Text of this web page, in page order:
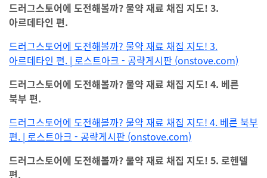
드러그스토어에 도전해볼까? 물약 재료 채집 지도! 3.
아르데타인 편.
드러그스토어에 도전해볼까? 물약 재료 채집 지도! 3.
아르데타인 편. | 로스트아크 - 공략게시판 (onstove.com)
드러그스토어에 도전해볼까? 물약 재료 채집 지도! 4. 베른
북부 편.
드러그스토어에 도전해볼까? 물약 재료 채집 지도! 4. 베른 북부
편. | 로스트아크 - 공략게시판 (onstove.com)
드러그스토어에 도전해볼까? 물약 재료 채집 지도! 5. 로헨델
편.